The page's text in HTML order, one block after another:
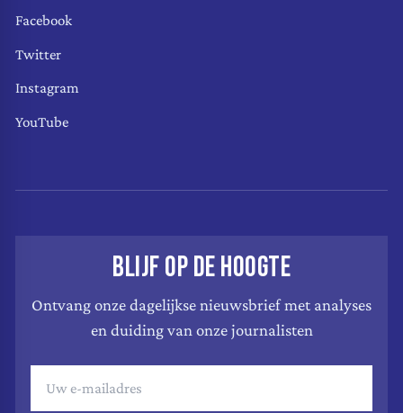
Facebook
Twitter
Instagram
YouTube
BLIJF OP DE HOOGTE
Ontvang onze dagelijkse nieuwsbrief met analyses
en duiding van onze journalisten